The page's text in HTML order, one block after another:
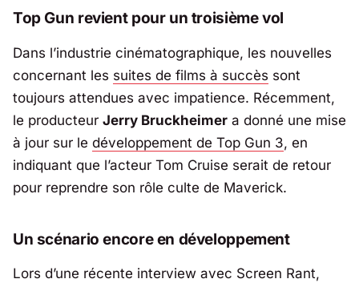
Top Gun revient pour un troisième vol
Dans l’industrie cinématographique, les nouvelles
concernant les suites de films à succès sont
toujours attendues avec impatience. Récemment,
le producteur Jerry Bruckheimer a donné une mise
à jour sur le développement de Top Gun 3, en
indiquant que l’acteur Tom Cruise serait de retour
pour reprendre son rôle culte de Maverick.
Un scénario encore en développement
Lors d’une récente interview avec Screen Rant,